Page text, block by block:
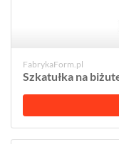
FabrykaForm.pl
Szkatułka na